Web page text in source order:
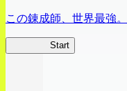
この錬成師、世界最強。
Start